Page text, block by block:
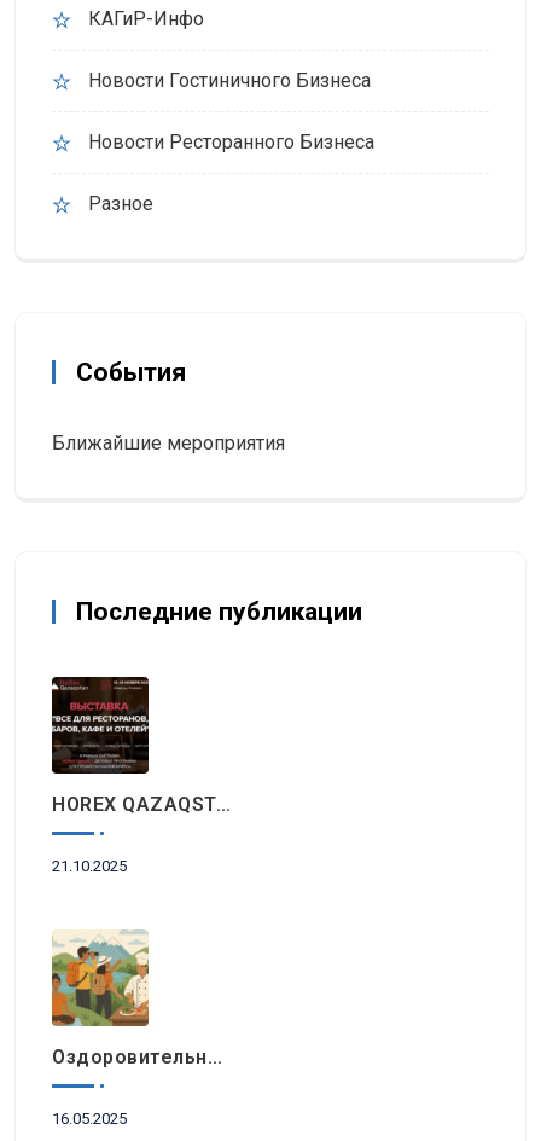
КАГиР-Инфо
Новости Гостиничного Бизнеса
Новости Ресторанного Бизнеса
Разное
События
Ближайшие мероприятия
Последние публикации
HOREX QAZAQSTAN 2025: Главное Событие Индустрии Гостеприимства И Ресторанного Бизнеса Пройдет Этой Осенью В Алматы
21.10.2025
Оздоровительный Отдых, Знакомство С Природными Достопримечательностями И Гастрономический Туризм Возглавляют Список Туристических Трендов 2025 Года В Регионе EEMEA
16.05.2025